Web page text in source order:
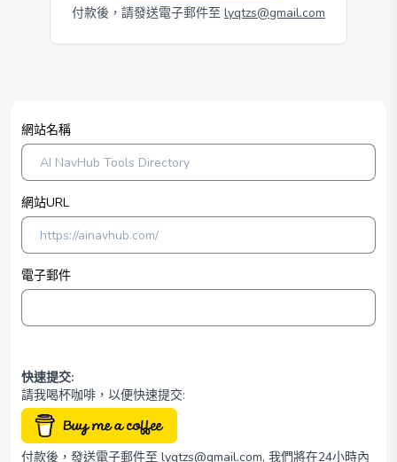
付款後，請發送電子郵件至 lyqtzs@gmail.com
網站名稱
網站URL
電子郵件
快速提交:
請我喝杯咖啡，以便快速提交:
付款後，發送電子郵件至 lyqtzs@gmail.com, 我們將在24小時內